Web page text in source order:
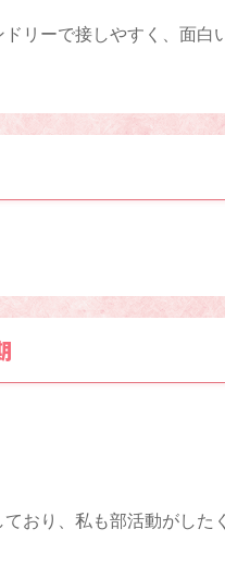
リーで接しやすく、面白
おり、私も部活動がした